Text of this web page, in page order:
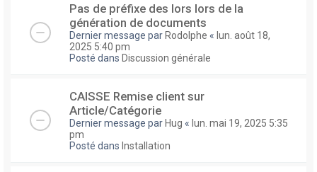
Pas de préfixe des lors lors de la
génération de documents
Dernier message par Rodolphe « lun. août 18,
2025 5:40 pm
Posté dans Discussion générale
CAISSE Remise client sur
Article/Catégorie
Dernier message par Hug « lun. mai 19, 2025 5:35
pm
Posté dans Installation